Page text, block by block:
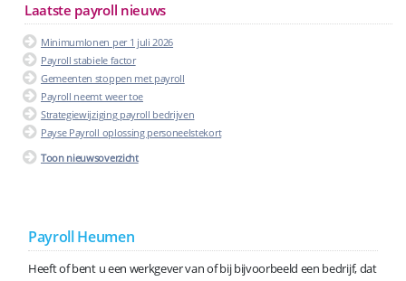
Laatste payroll nieuws
Minimumlonen per 1 juli 2026
Payroll stabiele factor
Gemeenten stoppen met payroll
Payroll neemt weer toe
Strategiewijziging payroll bedrijven
Payse Payroll oplossing personeelstekort
Toon nieuwsoverzicht
Payroll Heumen
Heeft of bent u een werkgever van of bij bijvoorbeeld een bedrijf, dat